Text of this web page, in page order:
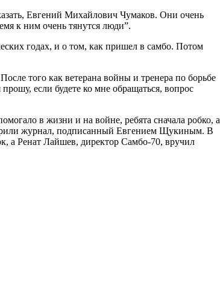
Евгений Михайлович Чумаков. Они очень
к ним очень тянутся люди”.
годах, и о том, как пришел в самбо. Потом
того как ветерана войны и тренера по борьбе
если будете ко мне обращаться, вопрос
в жизни и на войне, ребята сначала робко, а
журнал, подписанный Евгением Щукиным. В
а Ренат Лайшев, директор Самбо-70, вручил